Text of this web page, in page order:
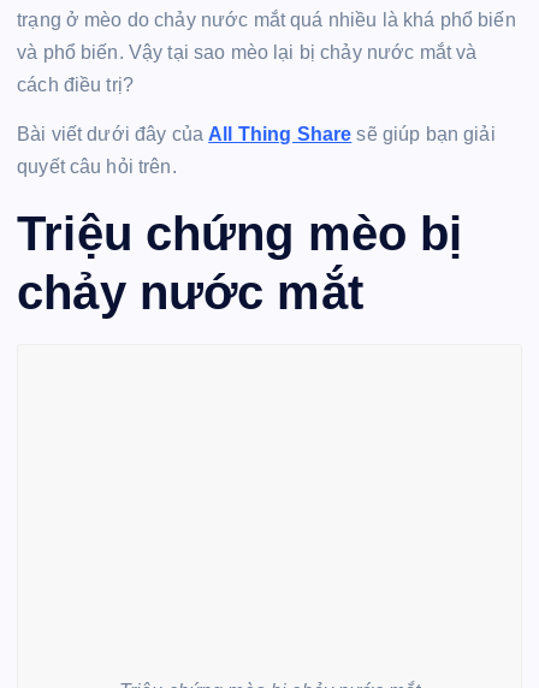
trạng ở mèo do chảy nước mắt quá nhiều là khá phổ biến
và phổ biến. Vậy tại sao mèo lại bị chảy nước mắt và
cách điều trị?
Bài viết dưới đây củaAll Thing Share sẽ giúp bạn giải
quyết câu hỏi trên.
Triệu chứng mèo bị
chảy nước mắt